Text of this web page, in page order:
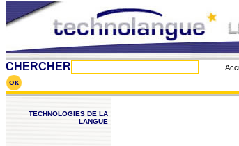
CHERCHER
TECHNOLOGIES DE LA
LANGUE